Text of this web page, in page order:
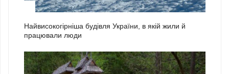
Найвисокогірніша будівля України, в якій жили й
працювали люди